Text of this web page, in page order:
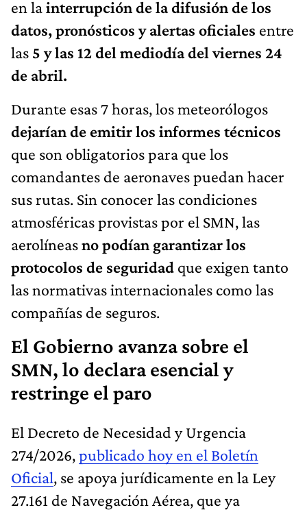
en lainterrupción de la difusión de los
datos, pronósticos y alertas oficiales entre
las 5 y las 12 del mediodía del viernes 24
de abril.
Durante esas 7 horas, los meteorólogos
dejarían de emitir los informes técnicos
que son obligatorios para que los
comandantes de aeronaves puedan hacer
sus rutas. Sin conocer las condiciones
atmosféricas provistas por el SMN, las
aerolíneasno podían garantizar los
protocolos de seguridad que exigen tanto
las normativas internacionales como las
compañías de seguros.
El Gobierno avanza sobre el
SMN, lo declara esencial y
restringe el paro
El Decreto de Necesidad y Urgencia
274/2026,publicado hoy en el Boletín
Oficial, se apoya jurídicamente en la Ley
27.161 de Navegación Aérea, que ya